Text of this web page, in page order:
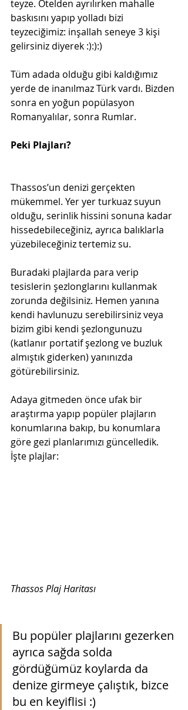
teyze. Otelden ayrılırken mahalle
baskısını yapıp yolladı bizi
teyzeciğimiz: inşallah seneye 3 kişi
gelirsiniz diyerek :):):)
Tüm adada olduğu gibi kaldığımız
yerde de inanılmaz Türk vardı. Bizden
sonra en yoğun popülasyon
Romanyalılar, sonra Rumlar.
Peki Plajları?
Thassos’un denizi gerçekten
mükemmel. Yer yer turkuaz suyun
olduğu, serinlik hissini sonuna kadar
hissedebileceğiniz, ayrıca balıklarla
yüzebileceğiniz tertemiz su.
Buradaki plajlarda para verip
tesislerin şezlonglarını kullanmak
zorunda değilsiniz. Hemen yanına
kendi havlunuzu serebilirsiniz veya
bizim gibi kendi şezlongunuzu
(katlanır portatif şezlong ve buzluk
almıştık giderken) yanınızda
götürebilirsiniz.
Adaya gitmeden önce ufak bir
araştırma yapıp popüler plajların
konumlarına bakıp, bu konumlara
göre gezi planlarımızı güncelledik.
İşte plajlar:
Thassos Plaj Haritası
Bu popüler plajlarını gezerken
ayrıca sağda solda
gördüğümüz koylarda da
denize girmeye çalıştık, bizce
bu en keyiflisi :)